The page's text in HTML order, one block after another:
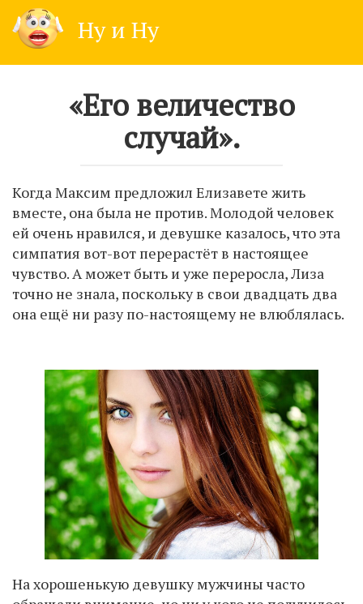
content
Ну и Ну
«Его величество
случай».
Когда Максим предложил Елизавете жить
вместе, она была не против. Молодой человек
ей очень нравился, и девушке казалось, что эта
симпатия вот-вот перерастёт в настоящее
чувство. А может быть и уже переросла, Лиза
точно не знала, поскольку в свои двадцать два
она ещё ни разу по-настоящему не влюблялась.
На хорошенькую девушку мужчины часто